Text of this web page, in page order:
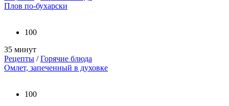
Плов по-бухарски
100
35 минут
Рецепты /Горячие блюда
Омлет, запеченный в духовке
100